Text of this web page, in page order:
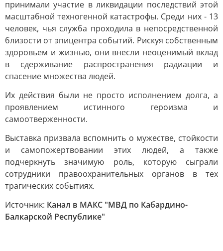
принимали участие в ликвидации последствий этой
масштабной техногенной катастрофы. Среди них - 13
человек, чья служба проходила в непосредственной
близости от эпицентра событий. Рискуя собственным
здоровьем и жизнью, они внесли неоценимый вклад
в сдерживание распространения радиации и
спасение множества людей.
Их действия были не просто исполнением долга, а
проявлением истинного героизма и
самоотверженности.
Выставка призвала вспомнить о мужестве, стойкости
и самопожертвовании этих людей, а также
подчеркнуть значимую роль, которую сыграли
сотрудники правоохранительных органов в тех
трагических событиях.
Источник: Канал в МАКС "МВД по Кабардино-
Балкарской Республике"